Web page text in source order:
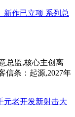
新作已立项 系列总
总监,核心主创离
信条：起源,2027年
元老开发新射击大